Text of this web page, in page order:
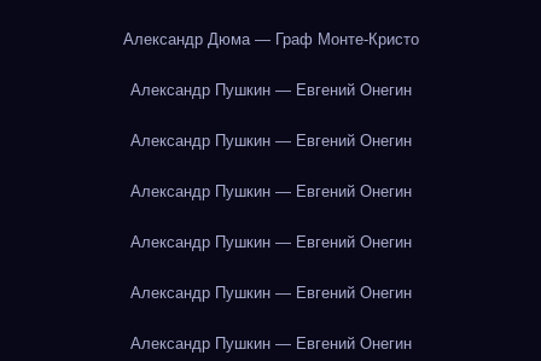
Александр Дюма — Граф Монте-Кристо
Александр Пушкин — Евгений Онегин
Александр Пушкин — Евгений Онегин
Александр Пушкин — Евгений Онегин
Александр Пушкин — Евгений Онегин
Александр Пушкин — Евгений Онегин
Александр Пушкин — Евгений Онегин